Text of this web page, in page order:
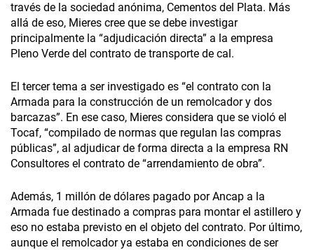
través de la sociedad anónima, Cementos del Plata. Más
allá de eso, Mieres cree que se debe investigar
principalmente la “adjudicación directa” a la empresa
Pleno Verde del contrato de transporte de cal.
El tercer tema a ser investigado es “el contrato con la
Armada para la construcción de un remolcador y dos
barcazas”. En ese caso, Mieres considera que se violó el
Tocaf, “compilado de normas que regulan las compras
públicas”, al adjudicar de forma directa a la empresa RN
Consultores el contrato de “arrendamiento de obra”.
Además, 1 millón de dólares pagado por Ancap a la
Armada fue destinado a compras para montar el astillero y
eso no estaba previsto en el objeto del contrato. Por último,
aunque el remolcador ya estaba en condiciones de ser